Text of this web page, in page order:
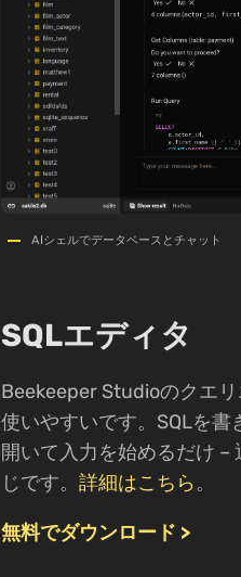
AIシェルでデータベースとチャット
SQLエディタ
Beekeeper Studioのクエ
使いやすいです。SQLを
開いて入力を始めるだけ –
じです。 詳細はこちら 。
無料でダウンロード >